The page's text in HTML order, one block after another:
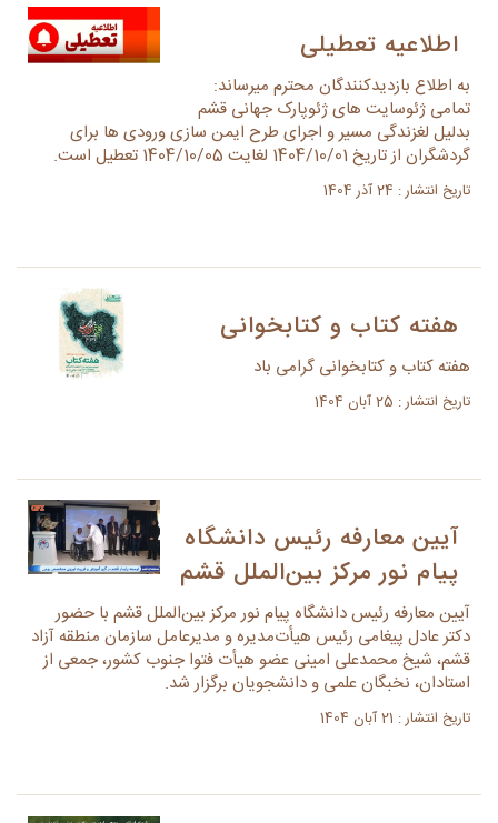
اطلاعیه تعطیلی
به اطلاع بازدیدکنندگان محترم میرساند:
تمامی ژئوسایت های ژئوپارک جهانی قشم
بدلیل لغزندگی مسیر و اجرای طرح ایمن سازی ورودی ها برای
گردشگران از تاریخ 1404/10/01 لغایت 1404/10/05 تعطیل است.
تاریخ انتشار : 24 آذر 1404
هفته کتاب و کتابخوانی
هفته کتاب و کتابخوانی گرامی باد
تاریخ انتشار : 25 آبان 1404
آیین معارفه رئیس دانشگاه
پیام نور مرکز بین‌الملل قشم
آیین معارفه رئیس دانشگاه پیام نور مرکز بین‌الملل قشم با حضور
دکتر عادل پیغامی رئیس هیأت‌مدیره و مدیرعامل سازمان منطقه آزاد
قشم، شیخ محمدعلی امینی عضو هیأت فتوا جنوب کشور، جمعی از
استادان، نخبگان علمی و دانشجویان برگزار شد.
تاریخ انتشار : 21 آبان 1404